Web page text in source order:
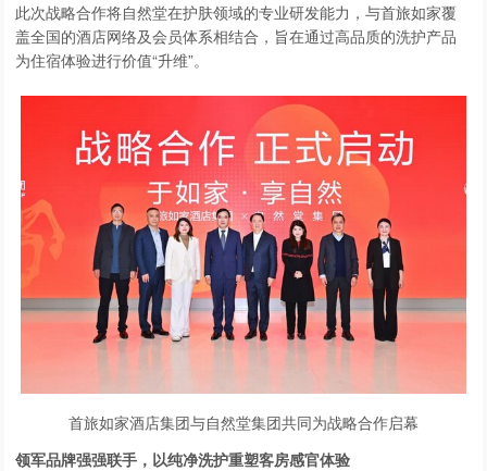
此次战略合作将自然堂在护肤领域的专业研发能力，与首旅如家覆
盖全国的酒店网络及会员体系相结合，旨在通过高品质的洗护产品
为住宿体验进行价值“升维”。
首旅如家酒店集团与自然堂集团共同为战略合作启幕
领军品牌强强联手，以纯净洗护重塑客房感官体验